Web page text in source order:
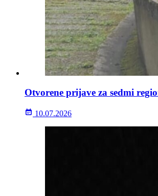
Otvorene prijave za sedmi
10.07.2026